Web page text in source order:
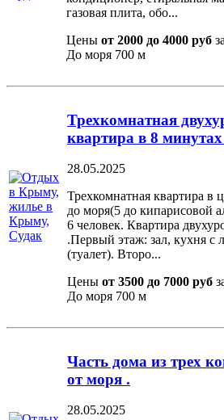
газовая плита, обо...
Цены от 2000 до 4000 руб
До моря 700 м
Трехкомнатная
квартира в 8
28.05.2025
Трехкомнатная квартира в
до моря(5 до кипарисовой
6 человек. Квартира
.Первый этаж: зал, кухня с
(туалет). Второ...
Цены от 3500 до 7000 руб
До моря 700 м
Часть дома из трех
от моря .
28.05.2025